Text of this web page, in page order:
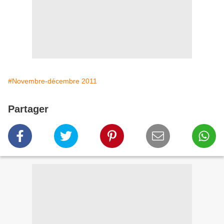
#Novembre-décembre 2011
Partager